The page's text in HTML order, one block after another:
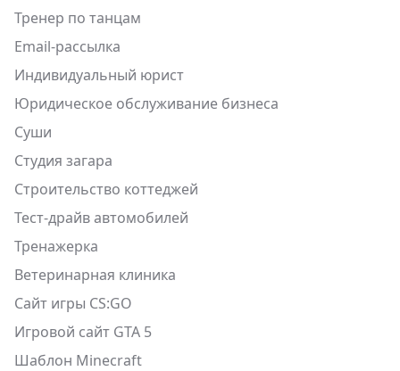
Тренер по танцам
Email-рассылка
Индивидуальный юрист
Юридическое обслуживание бизнеса
Суши
Студия загара
Строительство коттеджей
Тест-драйв автомобилей
Тренажерка
Ветеринарная клиника
Сайт игры CS:GO
Игровой сайт GTA 5
Шаблон Minecraft